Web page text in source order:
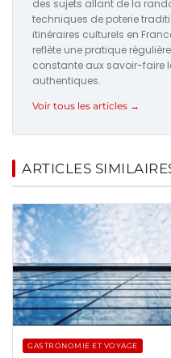
des sujets allant de la
techniques de poterie
itinéraires culturels en
reflète une pratique
constante aux savoir-faire
authentiques.
Voir tous les articles →
ARTICLES
GASTRONOMIE ET VOYAGE